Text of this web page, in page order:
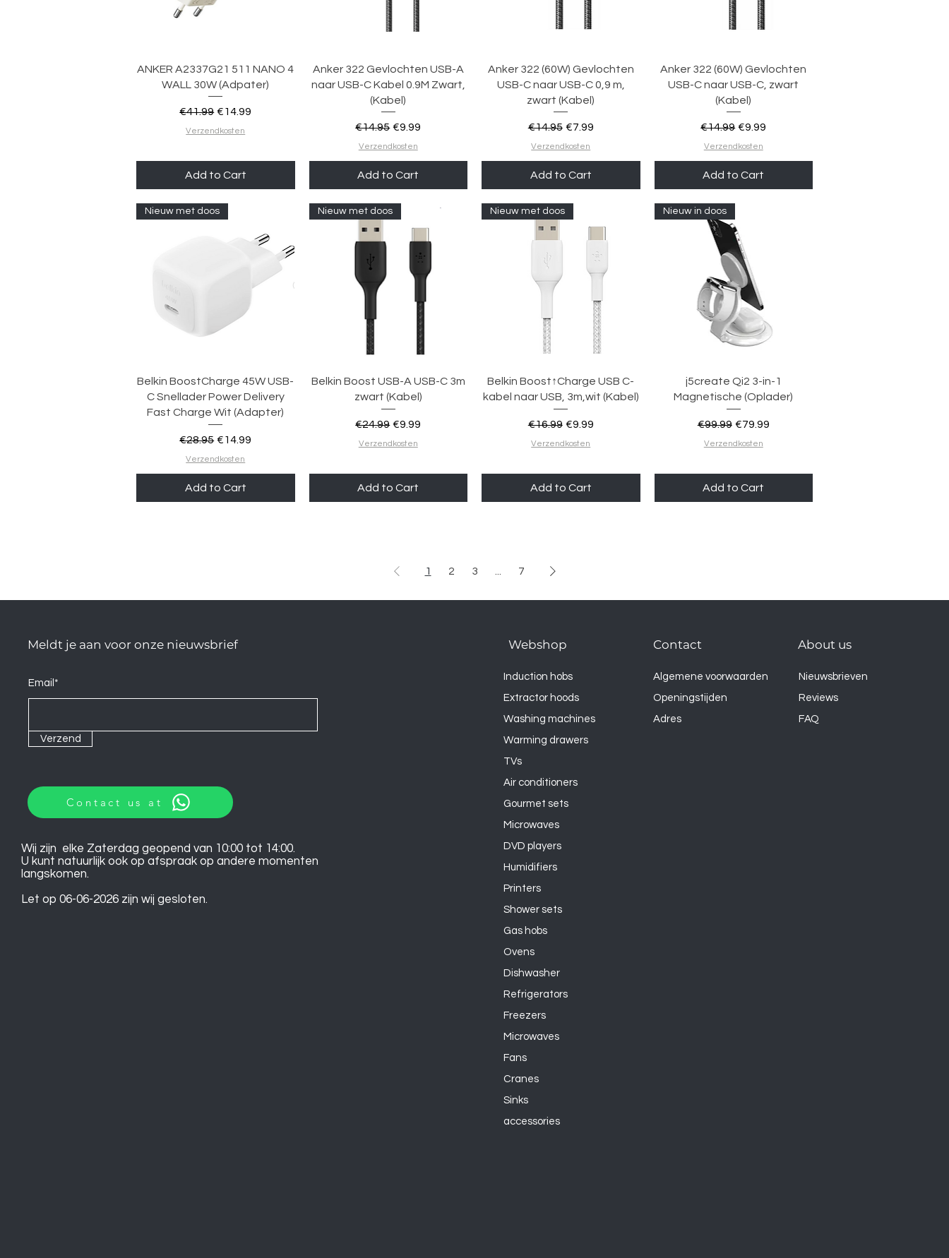
Quick View
ANKER A2337G21 511 NANO 4
WALL 30W (Adpater)
Regular Price
€41.99 Sale Price
€14.99
Verzendkosten
Add to Cart
Quick View
Anker 322 Gevlochten USB-A
naar USB-C Kabel 0.9M Zwart,
(Kabel)
Regular Price
€14.95 Sale Price
€9.99
Verzendkosten
Add to Cart
Quick View
Anker 322 (60W) Gevlochten
USB-C naar USB-C 0,9 m,
zwart (Kabel)
Regular Price
€14.95 Sale Price
€7.99
Verzendkosten
Add to Cart
Quick View
Anker 322 (60W) Gevlochten
USB-C naar USB-C, zwart
(Kabel)
Regular Price
€14.99 Sale Price
€9.99
Verzendkosten
Add to Cart
Quick View
Nieuw met doos
Belkin BoostCharge 45W USB-
C Snellader Power Delivery
Fast Charge Wit (Adapter)
Regular Price
€28.95 Sale Price
€14.99
Verzendkosten
Add to Cart
Quick View
Nieuw met doos
Belkin Boost USB-A USB-C 3m
zwart (Kabel)
Regular Price
€24.99 Sale Price
€9.99
Verzendkosten
Add to Cart
Quick View
Nieuw met doos
Belkin Boost↑Charge USB C-
kabel naar USB, 3m,wit (Kabel)
Regular Price
€16.99 Sale Price
€9.99
Verzendkosten
Add to Cart
Quick View
Nieuw in doos
j5create Qi2 3-in-1
Magnetische (Oplader)
Regular Price
€99.99 Sale Price
€79.99
Verzendkosten
Add to Cart
1 2 3 7
Meldt je aan voor onze nieuwsbrief
Email*
Verzend
Contact us at
Wij zijn elke Zaterdag geopend van 10:00 tot 14:00.
U kunt natuurlijk ook op afspraak op andere momenten
langskomen.
Let op 06-06-2026 zijn wij gesloten.
Webshop
Induction hobs
Extractor hoods
Washing machines
Warming drawers
TVs
Air conditioners
Gourmet sets
Microwaves
DVD players
Humidifiers
Printers
Shower sets
Gas hobs
Ovens
Dishwasher
Refrigerators
Freezers
Microwaves
Fans
Cranes
Sinks
accessories
About us
Nieuwsbrieven
Reviews
FAQ
Contact
Algemene voorwaarden
Openingstijden
Adres